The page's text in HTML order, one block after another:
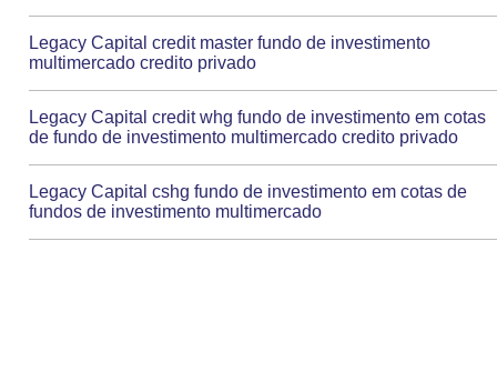
Legacy Capital credit master fundo de investimento
multimercado credito privado
Legacy Capital credit whg fundo de investimento em cotas
de fundo de investimento multimercado credito privado
Legacy Capital cshg fundo de investimento em cotas de
fundos de investimento multimercado